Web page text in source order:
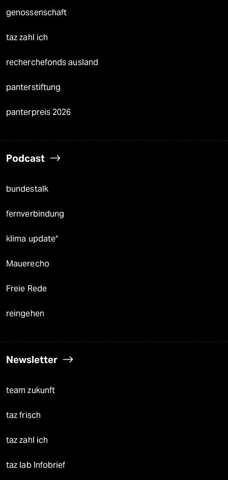
genossenschaft
taz zahl ich
recherchefonds ausland
panterstiftung
panterpreis 2026
Podcast
bundestalk
fernverbindung
klima update°
Mauerecho
Freie Rede
reingehen
Newsletter
team zukunft
taz frisch
taz zahl ich
taz lab Infobrief